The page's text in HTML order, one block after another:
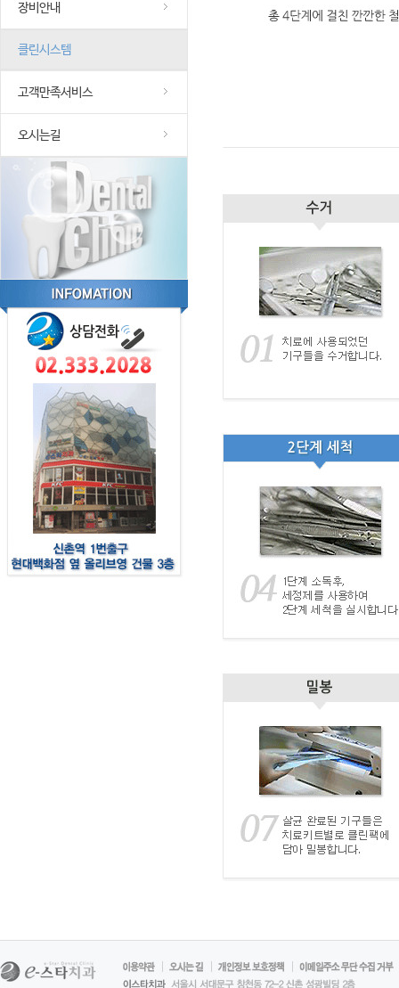
장비안내
클린시스템
고객만족서비스
오시는길